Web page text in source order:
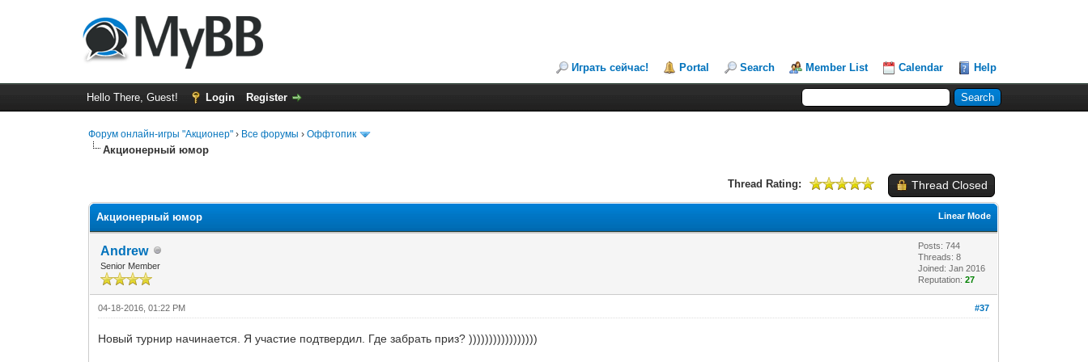
Играть сейчас! Portal Search Member List Calendar Help
Hello There, Guest! Login Register
Форум онлайн-игры "Акционер" › Все форумы ›Оффтопик
Акционерный юмор
Thread Closed
Thread Rating:
Linear Mode
Акционерный юмор
Andrew
Senior Member
Posts: 744
Threads: 8
Joined: Jan 2016
Reputation:27
#37
04-18-2016, 01:22 PM
Новый турнир начинается. Я участие подтвердил. Где забрать приз? )))))))))))))))))